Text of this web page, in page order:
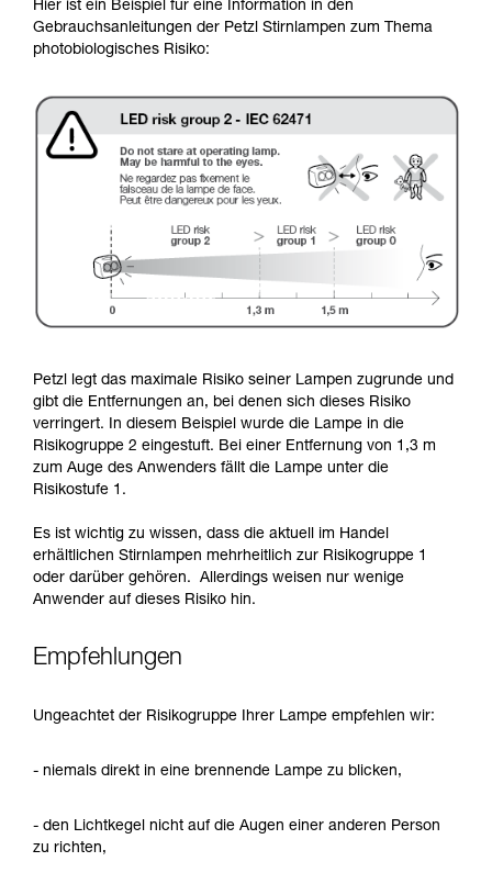
Hier ist ein Beispiel für eine Information in den
Gebrauchsanleitungen der Petzl Stirnlampen zum Thema
photobiologisches Risiko:
Petzl legt das maximale Risiko seiner Lampen zugrunde und
gibt die Entfernungen an, bei denen sich dieses Risiko
verringert. In diesem Beispiel wurde die Lampe in die
Risikogruppe 2 eingestuft. Bei einer Entfernung von 1,3 m
zum Auge des Anwenders fällt die Lampe unter die
Risikostufe 1.
Es ist wichtig zu wissen, dass die aktuell im Handel
erhältlichen Stirnlampen mehrheitlich zur Risikogruppe 1
oder darüber gehören. Allerdings weisen nur wenige
Anwender auf dieses Risiko hin.
Empfehlungen
Ungeachtet der Risikogruppe Ihrer Lampe empfehlen wir:
- niemals direkt in eine brennende Lampe zu blicken,
- den Lichtkegel nicht auf die Augen einer anderen Person
zu richten,